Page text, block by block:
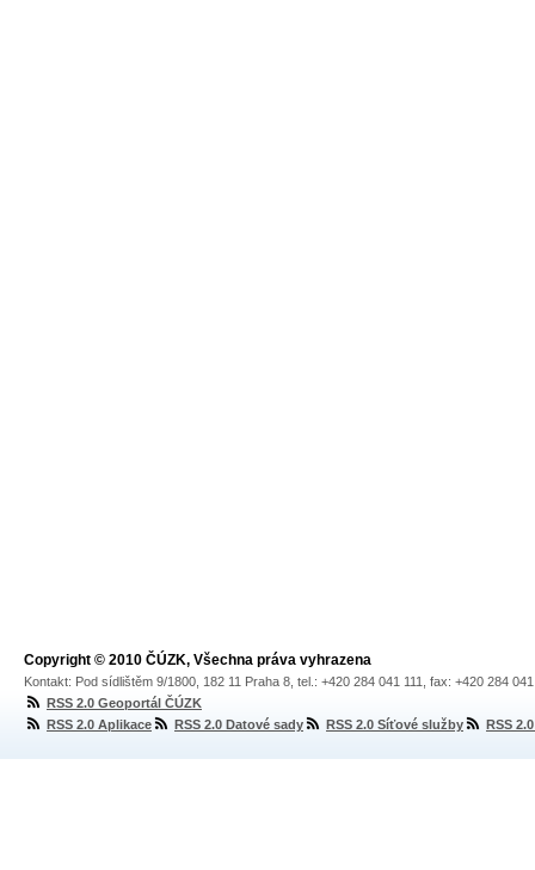
Copyright © 2010 ČÚZK, Všechna práva vyhrazena
Kontakt: Pod sídlištěm 9/1800, 182 11 Praha 8, tel.: +420 284 041 111, fax: +420 284
RSS 2.0 Geoportál ČÚZK
RSS 2.0 Aplikace
RSS 2.0 Datové sady RSS 2.0 Síťové služby RSS